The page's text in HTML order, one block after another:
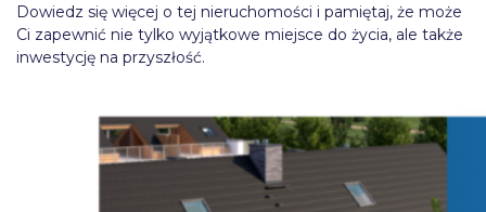
Dowiedz się więcej o tej nieruchomości i pamiętaj, że może
Ci zapewnić nie tylko wyjątkowe miejsce do życia, ale także
inwestycję na przyszłość.